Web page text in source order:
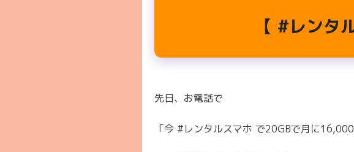
【 #レンタ
先日、お電話で
「今 #レンタルスマホ で20GBで月に